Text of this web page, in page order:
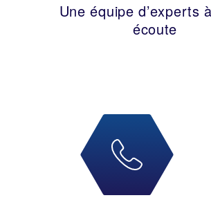
Une équipe d’experts
écoute